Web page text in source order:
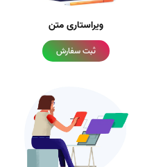
ویراستاری متن
ثبت سفارش